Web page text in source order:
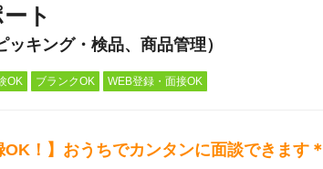
ト
キング・検品、商品管理）
OK ブランクOK WEB登録・面接OK
OK！】おうちでカンタンに面談できます＊